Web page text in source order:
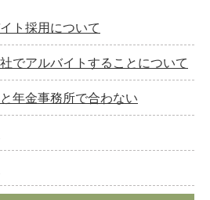
ト採用について
でアルバイトすることについて
年金事務所で合わない